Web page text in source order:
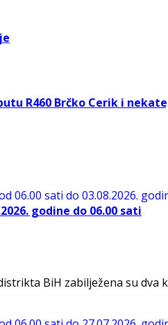
R460 Brčko Cerik i
godine do 06.00 sati
BiH zabilježena su dva